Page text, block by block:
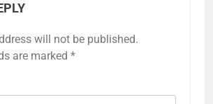
will not be published.
are marked *